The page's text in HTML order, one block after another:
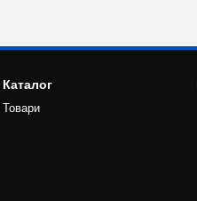
Каталог
Товари